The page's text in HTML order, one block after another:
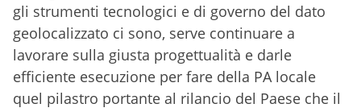
gli strumenti tecnologici e di governo del dato
geolocalizzato ci sono, serve continuare a
lavorare sulla giusta progettualità e darle
efficiente esecuzione per fare della PA locale
quel pilastro portante al rilancio del Paese che il